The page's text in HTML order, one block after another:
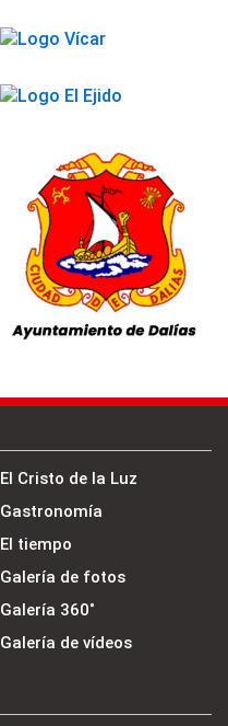
El Cristo de la Luz
Gastronomía
El tiempo
Galería de fotos
Galería 360˚
Galería de vídeos